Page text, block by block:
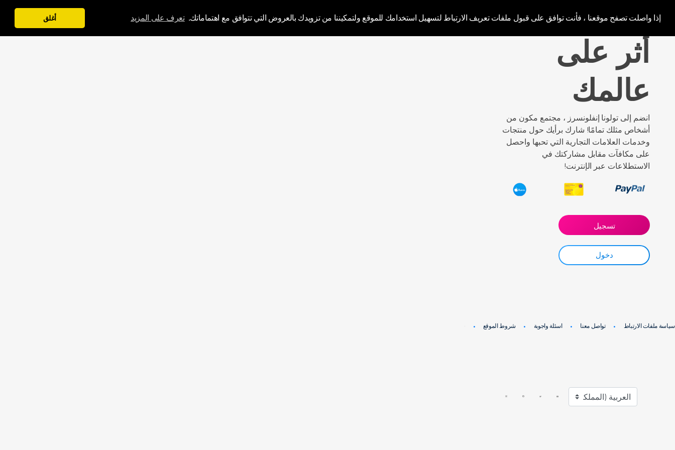
إذا واصلت تصفح موقعنا ، فأنت توافق على قبول ملفات تعريف الارتباط لتسهيل استخدامك للموقع ولتمكيننا من تزويدك بالعروض التي تتوافق مع اهتماماتك. تعرف على المزيد أغلق Toluna Influencers
أثر على
عالمك
انضم إلى تولونا إنفلونسرز ، مجتمع مكون من
أشخاص مثلك تمامًا! شارك برأيك حول منتجات
وخدمات العلامات التجارية التي تحبها واحصل
على مكافآت مقابل مشاركتك في
الاستطلاعات عبر الإنترنت!
تسجيل
دخول
سياسة ملفات الارتباط تواصل معنا اسئلة واجوبة شروط الموقع